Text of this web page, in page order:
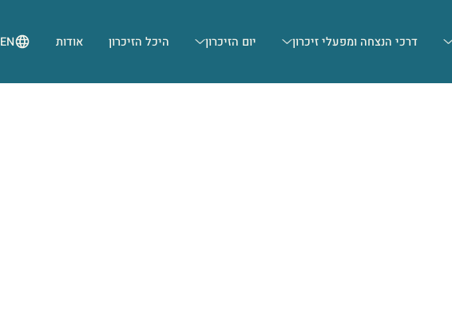
דרכי הנצחה ומפעלי זיכרון יום הזיכרון היכל הזיכרון אודות EN